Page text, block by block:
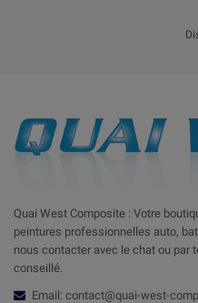
Quai West Composite : Votre
peintures professionnelles auto,
nous contacter avec le chat ou par
conseillé.
Email: contact@quai-west-